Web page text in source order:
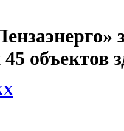
объектов